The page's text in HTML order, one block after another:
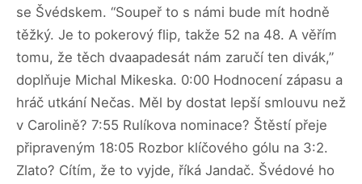
se Švédskem. “Soupeř to s námi bude mít hodně
těžký. Je to pokerový flip, takže 52 na 48. A věřím
tomu, že těch dvaapadesát nám zaručí ten divák,”
doplňuje Michal Mikeska. 0:00 Hodnocení zápasu a
hráč utkání Nečas. Měl by dostat lepší smlouvu než
v Carolině? 7:55 Rulíkova nominace? Štěstí přeje
připraveným 18:05 Rozbor klíčového gólu na 3:2.
Zlato? Cítím, že to vyjde, říká Jandač. Švédové ho